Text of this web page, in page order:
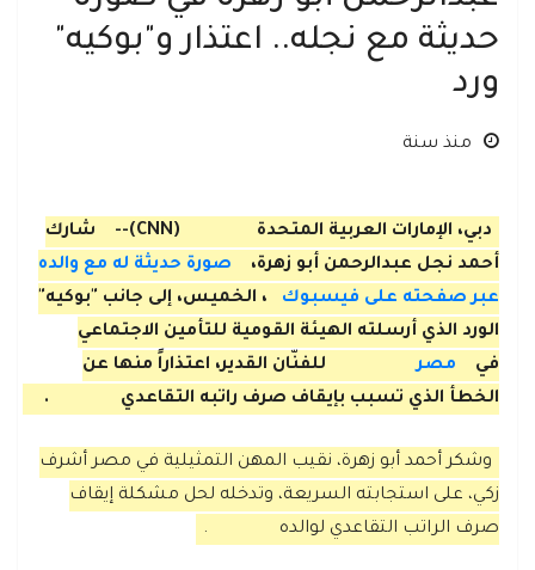
حديثة مع نجله.. اعتذار و"بوكيه"
ورد
منذ سنة
دبي، الإمارات العربية المتحدة (CNN)--
شارك
أحمد نجل عبدالرحمن أبو زهرة،
صورة حديثة له مع والده
عبر صفحته على فيسبوك
، الخميس، إلى جانب "بوكيه"
الورد الذي أرسلته الهيئة القومية للتأمين الاجتماعي
في
مصر
للفنّان القدير، اعتذاراً منها عن
الخطأ الذي تسبب بإيقاف صرف راتبه التقاعدي
.
وشكر أحمد أبو زهرة، نقيب المهن التمثيلية في مصر أشرف
زكي، على استجابته السريعة، وتدخله لحل مشكلة إيقاف
صرف الراتب التقاعدي لوالده
.